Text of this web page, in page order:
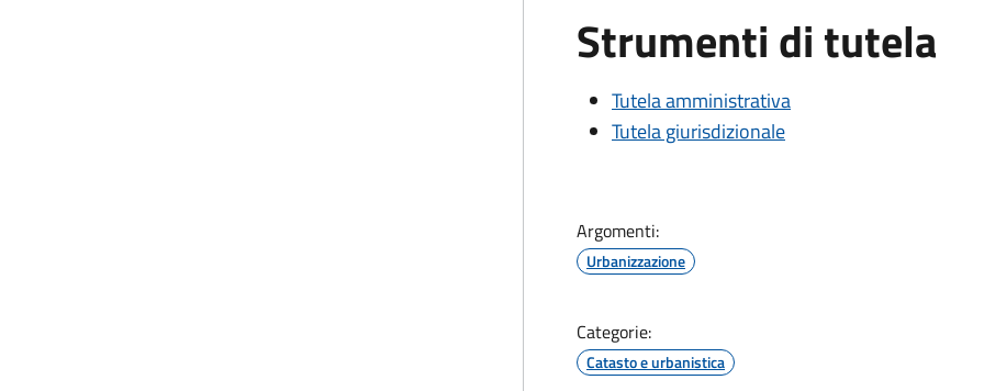
Strumenti di tutela
Tutela amministrativa
Tutela giurisdizionale
Argomenti:
Urbanizzazione
Categorie:
Catasto e urbanistica